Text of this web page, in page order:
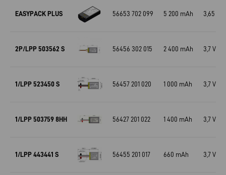
EASYPACK PLUS 56653 702 099 5 200 mAh 3,65 V
2P/LPP 503562 S 56456 302 015 2 400 mAh 3,7 V
1/LPP 523450 S 56457 201 020 1 000 mAh 3,7 V
1/LPP 503759 8HH 56427 201 022 1 400 mAh 3,7 V
1/LPP 443441 S 56455 201 017 660 mAh 3,7 V